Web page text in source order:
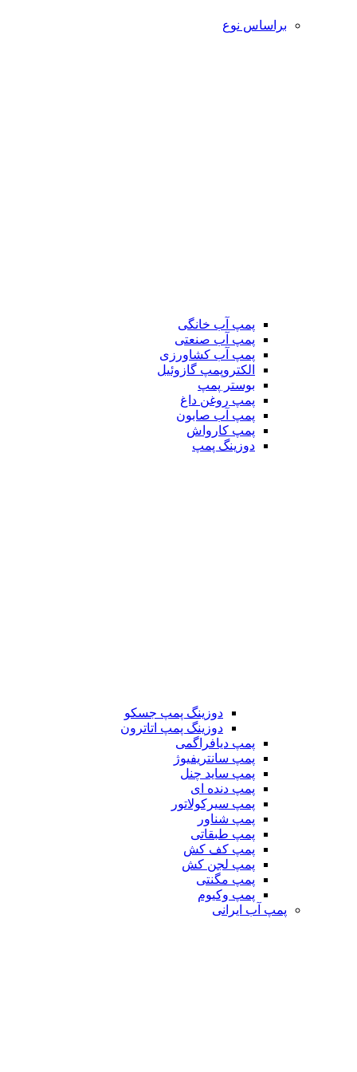
براساس نوع
پمپ آب خانگی
پمپ آب صنعتی
پمپ آب کشاورزی
الکتروپمپ گازوئیل
بوستر پمپ
پمپ روغن داغ
پمپ آب صابون
پمپ کارواش
دوزینگ پمپ
دوزینگ پمپ جسکو
دوزینگ پمپ اتاترون
پمپ دیافراگمی
پمپ سانتریفیوژ
پمپ ساید چنل
پمپ دنده ای
پمپ سیرکولاتور
پمپ شناور
پمپ طبقاتی
پمپ کف کش
پمپ لجن کش
پمپ مگنتی
پمپ وکیوم
پمپ آب ایرانی